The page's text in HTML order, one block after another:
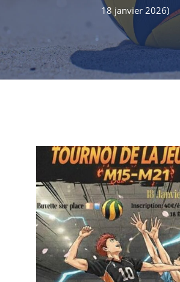
Nous contacter
18 janvier 2026)